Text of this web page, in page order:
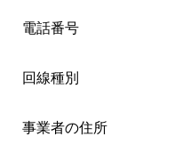
電話番号
回線種別
事業者の住所